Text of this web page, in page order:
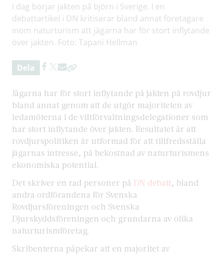
I dag börjar jakten på björn i Sverige. I en
debattartikel i DN kritiserar bland annat företagare
inom naturturism att jägarna har för stort inflytande
över jakten. Foto: Tapani Hellman
Dela
Jägarna har för stort inflytande på jakten på rovdjur
bland annat genom att de utgör majoriteten av
ledamöterna i de viltförvaltningsdelegationer som
har stort inflytande över jakten. Resultatet är att
rovdjurspolitiken är utformad för att tillfredsställa
jägarnas intresse, på bekostnad av naturturismens
ekonomiska potential.
Det skriver en rad personer på DN debatt, bland
andra ordförandena för Svenska
Rovdjursföreningen och Svenska
Djurskyddsföreningen och grundarna av olika
naturturismföretag.
Skribenterna påpekar att en majoritet av